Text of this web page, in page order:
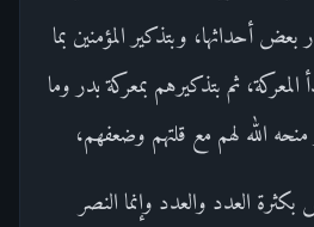
أحداثها، وبتذكير المؤمنين بما
ثم بتذكيرهم بمعركة بدر وما
الله لهم مع قلتهم وضعفهم،
العدد والعدد وإنما النصر